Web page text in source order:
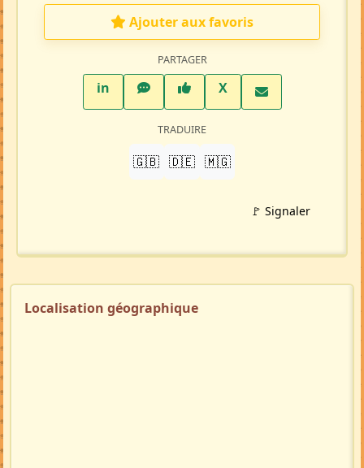
Ajouter aux favoris
PARTAGER
inLinkedInWhatsAppFacebook
XTwitter X
TRADUIRE
🇬🇧 🇩🇪 🇲🇬
🚩 Signaler
Localisation géographique